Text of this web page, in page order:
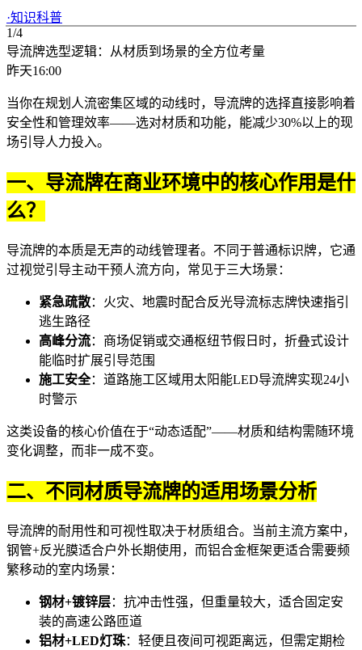
·知识科普
1/4
导流牌选型逻辑：从材质到场景的全方位考量
昨天16:00
当你在规划人流密集区域的动线时，导流牌的选择直接影响着
安全性和管理效率——选对材质和功能，能减少30%以上的现
场引导人力投入。
一、导流牌在商业环境中的核心作用是什
么？
导流牌的本质是无声的动线管理者。不同于普通标识牌，它通
过视觉引导主动干预人流方向，常见于三大场景：
紧急疏散：火灾、地震时配合反光导流标志牌快速指引
逃生路径
高峰分流：商场促销或交通枢纽节假日时，折叠式设计
能临时扩展引导范围
施工安全：道路施工区域用太阳能LED导流牌实现24小
时警示
这类设备的核心价值在于“动态适配”——材质和结构需随环境
变化调整，而非一成不变。
二、不同材质导流牌的适用场景分析
导流牌的耐用性和可视性取决于材质组合。当前主流方案中，
钢管+反光膜适合户外长期使用，而铝合金框架更适合需要频
繁移动的室内场景：
钢材+镀锌层：抗冲击性强，但重量较大，适合固定安
装的高速公路匝道
铝材+LED灯珠：轻便且夜间可视距离远，但需定期检